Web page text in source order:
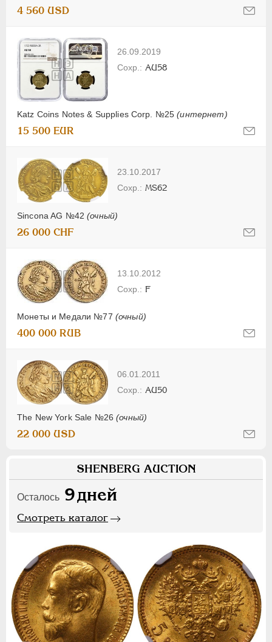
4 560 USD
26.09.2019
Katz Coins Notes & Supplies Corp. №25(интернет)
AU58
15 500 EUR
23.10.2017
Sincona AG №42(очный)
MS62
26 000 CHF
13.10.2012
Монеты и Медали №77 (очный)
F
400 000 RUB
06.01.2011
The New York Sale №26(очный)
AU50
22 000 USD
SHENBERG AUCTION
Осталось 9дней
Смотреть каталог